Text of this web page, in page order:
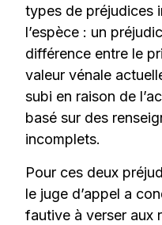
types de préjudices
l’espèce : un
différence entre le
valeur vénale
subi en raison de
basé sur des
incomplets.
Pour ces deux
le juge d’appel a
fautive à verser aux